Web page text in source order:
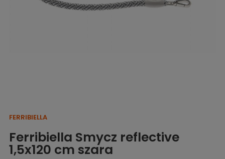
FERRIBIELLA
Ferribiella Smycz reflective
1,5x120 cm szara